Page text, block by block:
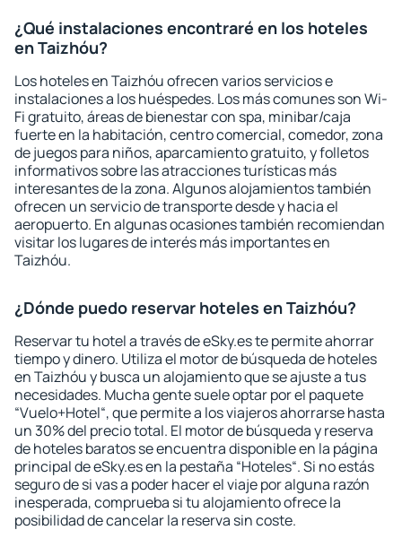
¿Qué instalaciones encontraré en los hoteles
en Taizhóu?
Los hoteles en Taizhóu ofrecen varios servicios e
instalaciones a los huéspedes. Los más comunes son Wi-
Fi gratuito, áreas de bienestar con spa, minibar/caja
fuerte en la habitación, centro comercial, comedor, zona
de juegos para niños, aparcamiento gratuito, y folletos
informativos sobre las atracciones turísticas más
interesantes de la zona. Algunos alojamientos también
ofrecen un servicio de transporte desde y hacia el
aeropuerto. En algunas ocasiones también recomiendan
visitar los lugares de interés más importantes en
Taizhóu.
¿Dónde puedo reservar hoteles en Taizhóu?
Reservar tu hotel a través de eSky.es te permite ahorrar
tiempo y dinero. Utiliza el motor de búsqueda de hoteles
en Taizhóu y busca un alojamiento que se ajuste a tus
necesidades. Mucha gente suele optar por el paquete
“Vuelo+Hotel“, que permite a los viajeros ahorrarse hasta
un 30% del precio total. El motor de búsqueda y reserva
de hoteles baratos se encuentra disponible en la página
principal de eSky.es en la pestaña “Hoteles“. Si no estás
seguro de si vas a poder hacer el viaje por alguna razón
inesperada, comprueba si tu alojamiento ofrece la
posibilidad de cancelar la reserva sin coste.